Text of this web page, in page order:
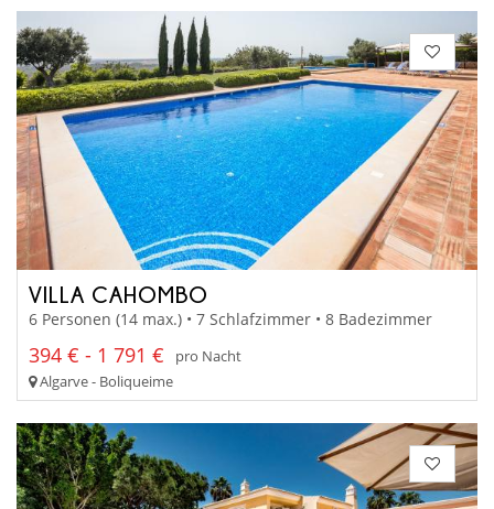
VILLA CAHOMBO
6 Personen (14 max.) • 7 Schlafzimmer • 8 Badezimmer
394 € - 1 791 €
pro Nacht
Algarve - Boliqueime